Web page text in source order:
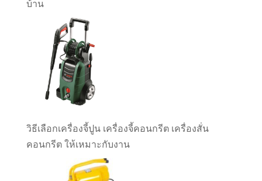
บ้าน
วิธีเลือกเครื่องจี้ปูน เครื่องจี้คอนกรีต เครื่องสั่น
คอนกรีต ให้เหมาะกับงาน